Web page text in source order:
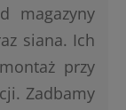
magazyny
siana. Ich
przy
Zadbamy